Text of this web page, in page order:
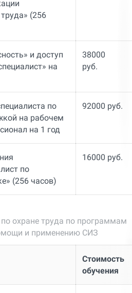
(256
и доступ
на
38000
руб.
по
на рабочем
на 1 год
92000 руб.
по
(256 часов)
16000 руб.
охране труда по программам
и применению СИЗ
Стоимость
обучения